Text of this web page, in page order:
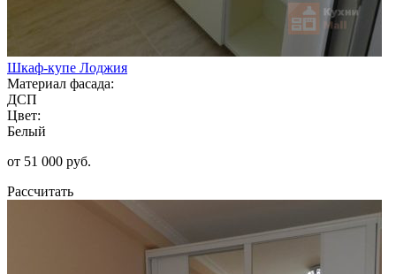
Шкаф-купе Лоджия
Материал фасада:
ДСП
Цвет:
Белый
от 51 000 руб.
Рассчитать